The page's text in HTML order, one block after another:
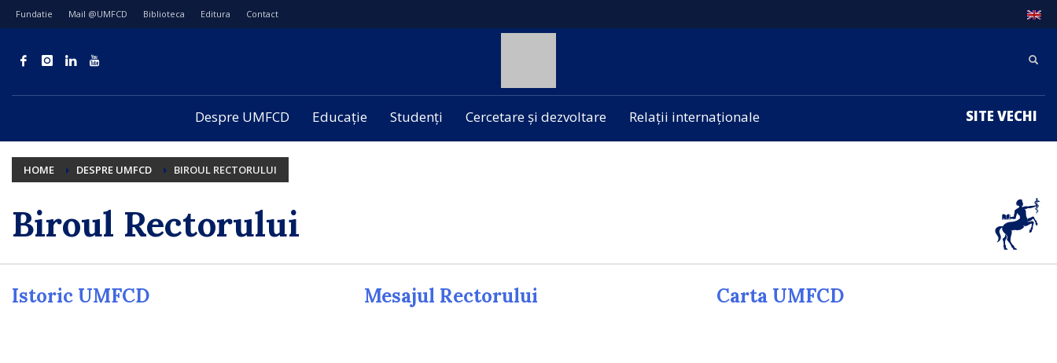
Fundatie Mail @UMFCD Biblioteca Editura Contact
Despre UMFCD Educație Studenți Cercetare și dezvoltare Relații internaționale SITE VECHI
HOME DESPRE UMFCD BIROUL RECTORULUI
Biroul Rectorului
Istoric UMFCD Mesajul Rectorului Carta UMFCD